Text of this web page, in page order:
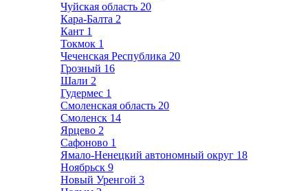
Чуйская область 20
Кара-Балта 2
Кант 1
Токмок 1
Чеченская Республика 20
Грозный 16
Шали 2
Гудермес 1
Смоленская область 20
Смоленск 14
Ярцево 2
Сафоново 1
Ямало-Ненецкий автономный округ 18
Ноябрьск 9
Новый Уренгой 3